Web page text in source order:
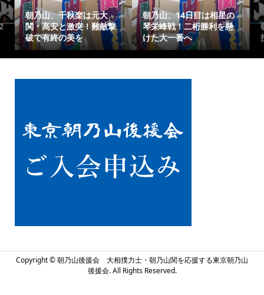
朝乃山、千秋楽は元大
関・高安と激突！難敵撃
破で有終の美を
朝乃山、14日目は相星の
琴栄峰戦！二桁勝利を懸
けた大一番へ
朝
投げ
Copyright ©朝乃山後援会 大相撲力士・朝乃山関を応援する東京朝乃山
後援会. All Rights Reserved.